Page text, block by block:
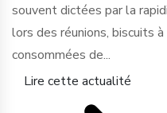
souvent dictées par la
lors des réunions, biscuits
consommées de...
Lire cette actualité